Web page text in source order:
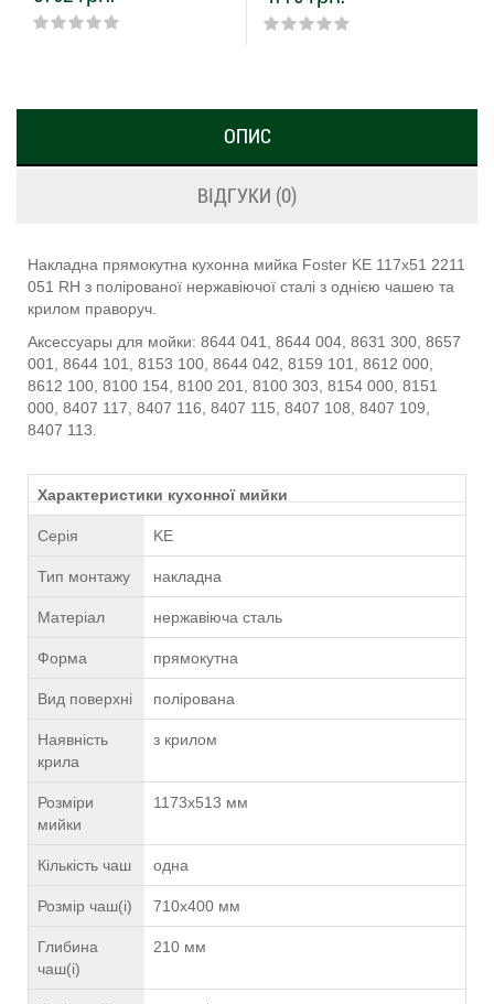
ОПИС
ВІДГУКИ (0)
Накладна прямокутна кухонна мийка Foster KE 117х51 2211
051 RH з полірованої нержавіючої сталі з однією чашею та
крилом праворуч.
Аксессуары для мойки: 8644 041, 8644 004, 8631 300, 8657
001, 8644 101, 8153 100, 8644 042, 8159 101, 8612 000,
8612 100, 8100 154, 8100 201, 8100 303, 8154 000, 8151
000, 8407 117, 8407 116, 8407 115, 8407 108, 8407 109,
8407 113.
Характеристики кухонної мийки
Серія KE
Тип монтажу накладна
Матеріал нержавіюча сталь
Форма прямокутна
Вид поверхні полірована
Наявність
крила
з крилом
Розміри
мийки
1173х513 мм
Кількість чаш одна
Розмір чаш(і) 710х400 мм
Глибина
чаш(і)
210 мм